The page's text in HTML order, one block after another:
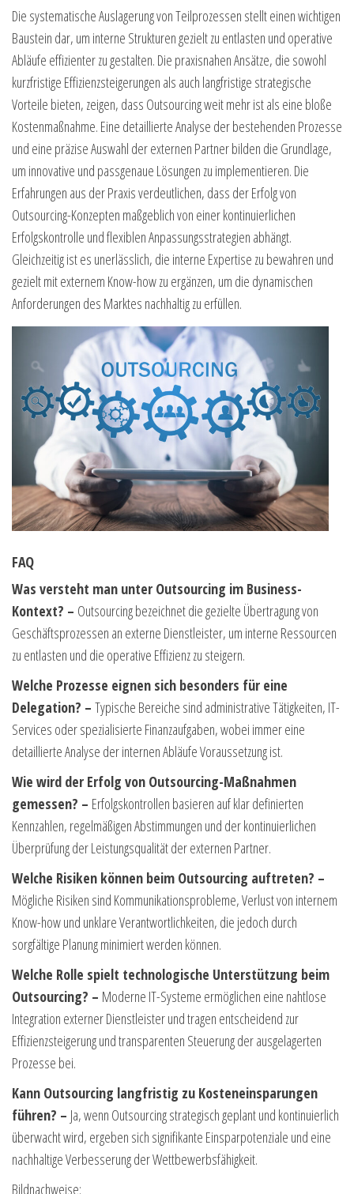
Die systematische Auslagerung von Teilprozessen stellt einen wichtigen
Baustein dar, um interne Strukturen gezielt zu entlasten und operative
Abläufe effizienter zu gestalten. Die praxisnahen Ansätze, die sowohl
kurzfristige Effizienzsteigerungen als auch langfristige strategische
Vorteile bieten, zeigen, dass Outsourcing weit mehr ist als eine bloße
Kostenmaßnahme. Eine detaillierte Analyse der bestehenden Prozesse
und eine präzise Auswahl der externen Partner bilden die Grundlage,
um innovative und passgenaue Lösungen zu implementieren. Die
Erfahrungen aus der Praxis verdeutlichen, dass der Erfolg von
Outsourcing-Konzepten maßgeblich von einer kontinuierlichen
Erfolgskontrolle und flexiblen Anpassungsstrategien abhängt.
Gleichzeitig ist es unerlässlich, die interne Expertise zu bewahren und
gezielt mit externem Know-how zu ergänzen, um die dynamischen
Anforderungen des Marktes nachhaltig zu erfüllen.
FAQ
Was versteht man unter Outsourcing im Business-
Kontext? – Outsourcing bezeichnet die gezielte Übertragung von
Geschäftsprozessen an externe Dienstleister, um interne Ressourcen
zu entlasten und die operative Effizienz zu steigern.
Welche Prozesse eignen sich besonders für eine
Delegation? – Typische Bereiche sind administrative Tätigkeiten, IT-
Services oder spezialisierte Finanzaufgaben, wobei immer eine
detaillierte Analyse der internen Abläufe Voraussetzung ist.
Wie wird der Erfolg von Outsourcing-Maßnahmen
gemessen? – Erfolgskontrollen basieren auf klar definierten
Kennzahlen, regelmäßigen Abstimmungen und der kontinuierlichen
Überprüfung der Leistungsqualität der externen Partner.
Welche Risiken können beim Outsourcing auftreten? –
Mögliche Risiken sind Kommunikationsprobleme, Verlust von internem
Know-how und unklare Verantwortlichkeiten, die jedoch durch
sorgfältige Planung minimiert werden können.
Welche Rolle spielt technologische Unterstützung beim
Outsourcing? – Moderne IT-Systeme ermöglichen eine nahtlose
Integration externer Dienstleister und tragen entscheidend zur
Effizienzsteigerung und transparenten Steuerung der ausgelagerten
Prozesse bei.
Kann Outsourcing langfristig zu Kosteneinsparungen
führen? – Ja, wenn Outsourcing strategisch geplant und kontinuierlich
überwacht wird, ergeben sich signifikante Einsparpotenziale und eine
nachhaltige Verbesserung der Wettbewerbsfähigkeit.
Bildnachweise: